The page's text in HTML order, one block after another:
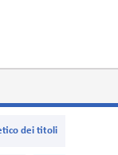
dei titoli